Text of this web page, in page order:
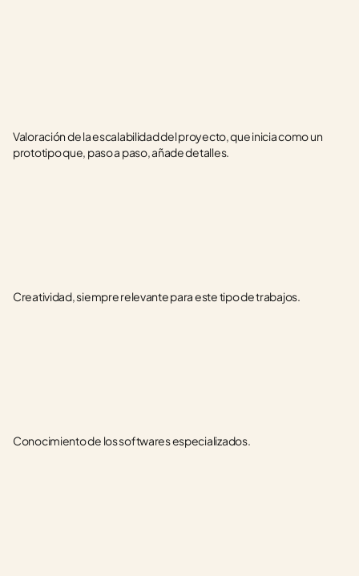
Valoración de la escalabilidad del proyecto, que inicia como un
prototipo que, paso a paso, añade detalles.
Creatividad, siempre relevante para este tipo de trabajos.
Conocimiento de los softwares especializados.